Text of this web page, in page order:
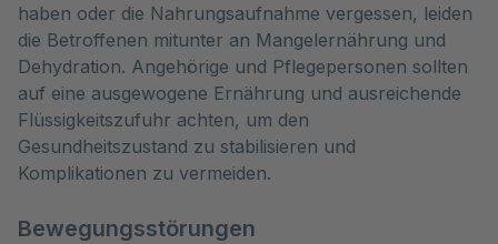
haben oder die Nahrungsaufnahme vergessen, leiden
die Betroffenen mitunter an Mangelernährung und
Dehydration. Angehörige und Pflegepersonen sollten
auf eine ausgewogene Ernährung und ausreichende
Flüssigkeitszufuhr achten, um den
Gesundheitszustand zu stabilisieren und
Komplikationen zu vermeiden.
Bewegungsstörungen